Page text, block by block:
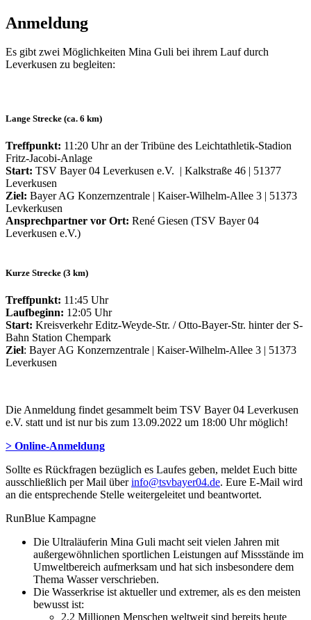
Anmeldung
Es gibt zwei Möglichkeiten Mina Guli bei ihrem Lauf durch
Leverkusen zu begleiten:
Lange Strecke (ca. 6 km)
Treffpunkt: 11:20 Uhr an der Tribüne des Leichtathletik-Stadion
Fritz-Jacobi-Anlage
Start: TSV Bayer 04 Leverkusen e.V. | Kalkstraße 46 | 51377
Leverkusen
Ziel: Bayer AG Konzernzentrale | Kaiser-Wilhelm-Allee 3 | 51373
Levkerkusen
Ansprechpartner vor Ort: René Giesen (TSV Bayer 04
Leverkusen e.V.)
Kurze Strecke (3 km)
Treffpunkt: 11:45 Uhr
Laufbeginn: 12:05 Uhr
Start: Kreisverkehr Editz-Weyde-Str. / Otto-Bayer-Str. hinter der S-
Bahn Station Chempark
Ziel: Bayer AG Konzernzentrale | Kaiser-Wilhelm-Allee 3 | 51373
Leverkusen
Die Anmeldung findet gesammelt beim TSV Bayer 04 Leverkusen
e.V. statt und ist nur bis zum 13.09.2022 um 18:00 Uhr möglich!
> Online-Anmeldung
Sollte es Rückfragen bezüglich es Laufes geben, meldet Euch bitte
ausschließlich per Mail überinfo@tsvbayer04.de. Eure E-Mail wird
an die entsprechende Stelle weitergeleitet und beantwortet.
RunBlue Kampagne
Die Ultraläuferin Mina Guli macht seit vielen Jahren mit
außergewöhnlichen sportlichen Leistungen auf Missstände im
Umweltbereich aufmerksam und hat sich insbesondere dem
Thema Wasser verschrieben.
Die Wasserkrise ist aktueller und extremer, als es den meisten
bewusst ist:
2,2 Millionen Menschen weltweit sind bereits heute